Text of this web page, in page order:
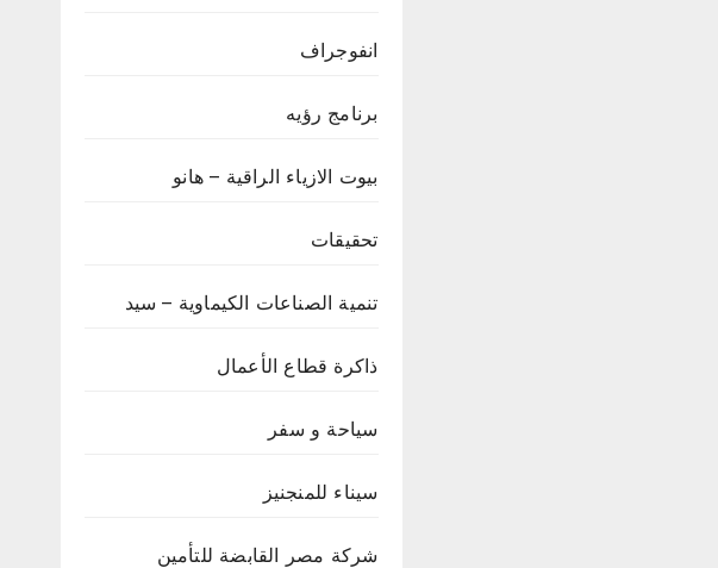
انفوجراف
برنامج رؤيه
بيوت الازياء الراقية – هانو
تحقيقات
تنمية الصناعات الكيماوية – سيد
ذاكرة قطاع الأعمال
سياحة و سفر
سيناء للمنجنيز
شركة مصر القابضة للتأمين